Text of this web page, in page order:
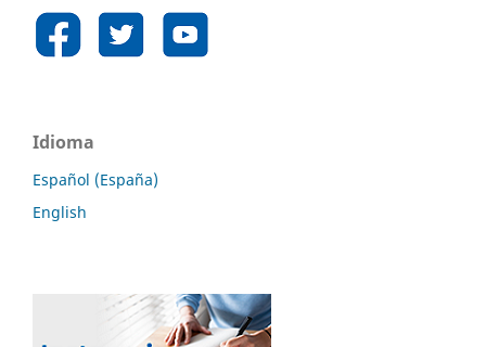
Idioma
Español (España)
English